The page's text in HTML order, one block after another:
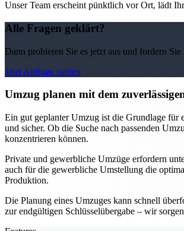
Unser Team erscheint pünktlich vor Ort, lädt
Alle Fragen geklärt?
Dann probieren Sie es jetzt aus und fordern
Jetzt Anfrage starten
Umzug planen mit dem
Ein gut geplanter Umzug ist die Grundlage für
und sicher. Ob die Suche nach passenden
konzentrieren können.
Private und gewerbliche Umzüge erfordern
auch für die gewerbliche Umstellung die
Produktion.
Die Planung eines Umzuges kann schnell
zur endgültigen Schlüsselübergabe – wir